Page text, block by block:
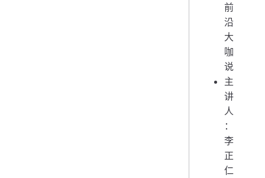
前
沿
大
咖
说
主
讲
人
：
李
正
仁